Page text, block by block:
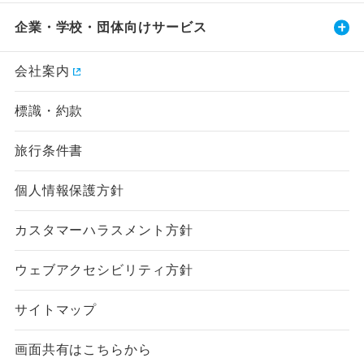
企業・学校・団体向けサービス
会社案内
標識・約款
旅行条件書
個人情報保護方針
カスタマーハラスメント方針
ウェブアクセシビリティ方針
サイトマップ
画面共有はこちらから